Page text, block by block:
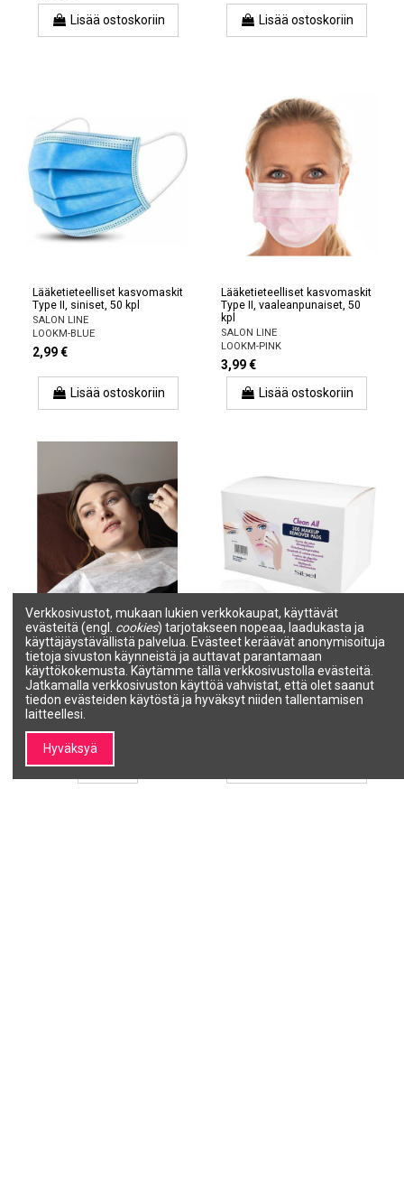
Lisää ostoskoriin
Lisää ostoskoriin
Lääketieteelliset kasvomaskit
Type II, siniset, 50 kpl
SALON LINE
LOOKM-BLUE
2,99 €
Lisää ostoskoriin
Lääketieteelliset kasvomaskit
Type II, vaaleanpunaiset, 50
kpl
SALON LINE
LOOKM-PINK
3,99 €
Lisää ostoskoriin
Tuotetta ei ole varastossa
Meikinlevitysviitta,
kuitukankaasta, sulkimella,
100 kpl.
SALON LINE
MAN00624
16,66 €
Näytä
Meikinpoistolaput, puuvillaa,
7,5 x 7,5 cm, 300 kpl.
SIBEL
4421557
Verkkosivustot, mukaan lukien verkkokaupat, käyttävät
evästeitä (engl. cookies) tarjotakseen nopeaa, laadukasta ja
käyttäjäystävällistä palvelua. Evästeet keräävät anonymisoituja
tietoja sivuston käynneistä ja auttavat parantamaan
käyttökokemusta. Käytämme tällä verkkosivustolla evästeitä.
Jatkamalla verkkosivuston käyttöä vahvistat, että olet saanut
tiedon evästeiden käytöstä ja hyväksyt niiden tallentamisen
laitteellesi.
Hyväksyä